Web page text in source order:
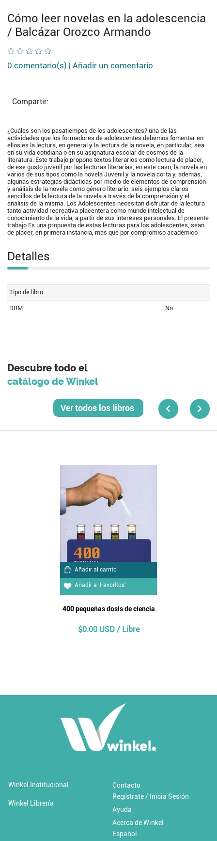
Cómo leer novelas en la adolescencia
/ Balcázar Orozco Armando
0 comentario(s) | Añadir un comentario
Compartir:
¿Cuáles son los pasatiempos de los adolescentes? una de las
actividades que los formadores de adolescentes debemos fomentar en
ellos es la lectura, en general y la lectura de la novela, en particular, sea
en su vida cotidiana o en su asignatura escolar de cosmos de la
literatura. Este trabajo propone textos literarios como lectura de placer,
de ese gusto juvenil por las lecturas literarias, en este caso, la novela en
varios de sus tipos como la novela Juvenil y la novela corta y, además,
algunas estrategias didácticas por medio de elementos de comprensión
y análisis de la novela como género literario: seis ejemplos claros
sencillos de la lectura de la novela a través de la comprensión y el
análisis de la misma. Los Adolescentes necesitan disfrutar de la lectura
tanto actividad recreativa placentera como mundo intelectual de
conocimiento de la vida, a partir de sus intereses personales. El presente
trabajo Es una propuesta de estas lecturas para los adolescentes, sean
de placer, en primera instancia, más que por compromiso académico
Detalles
Tipo de libro:
DRM: No
Descubre todo el
catálogo de Winkel
Ver todos los libros
Añadir al carrito
Añadir a 'Favoritos'
400 pequeñas dosis de ciencia
$0.00 USD / Libre
Cambio climático y desastres
$0.00 USD / Libre
Winkel Institucional
Winkel Librería
Contacto
Regístrate / Inicia Sesión
Ayuda
Acerca de Winkel
Español